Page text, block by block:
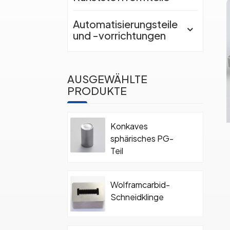
Automatisierungsteile
und -vorrichtungen
AUSGEWÄHLTE
PRODUKTE
Konkaves
sphärisches PG-
Teil
Wolframcarbid-
Schneidklinge